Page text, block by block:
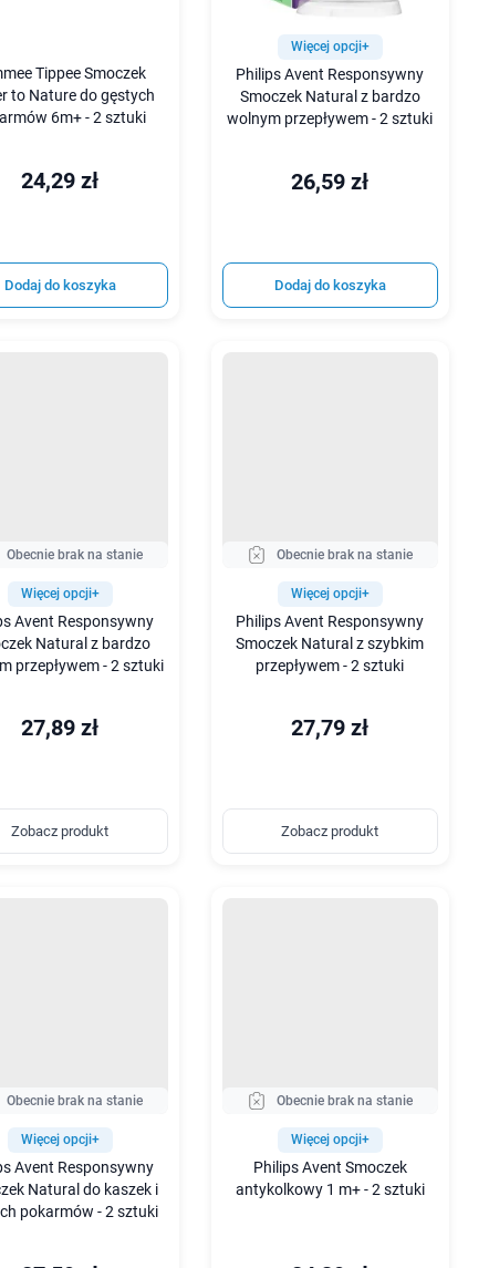
Tippee Smoczek
to Nature do gęstych
6m+ - 2 sztuki
24,29 zł
Dodaj do koszyka
Więcej opcji+
Philips Avent Responsywny
Smoczek Natural z bardzo
wolnym przepływem - 2 sztuki
26,59 zł
Dodaj do koszyka
Obecnie brak na stanie
Więcej opcji+
Avent Responsywny
Natural z bardzo
przepływem - 2 sztuki
27,89 zł
Zobacz produkt
Obecnie brak na stanie
Więcej opcji+
Philips Avent Responsywny
Smoczek Natural z szybkim
przepływem - 2 sztuki
27,79 zł
Zobacz produkt
Obecnie brak na stanie
Więcej opcji+
Avent Responsywny
Natural do kaszek i
pokarmów - 2 sztuki
Obecnie brak na stanie
Więcej opcji+
Philips Avent Smoczek
antykolkowy 1 m+ - 2 sztuki